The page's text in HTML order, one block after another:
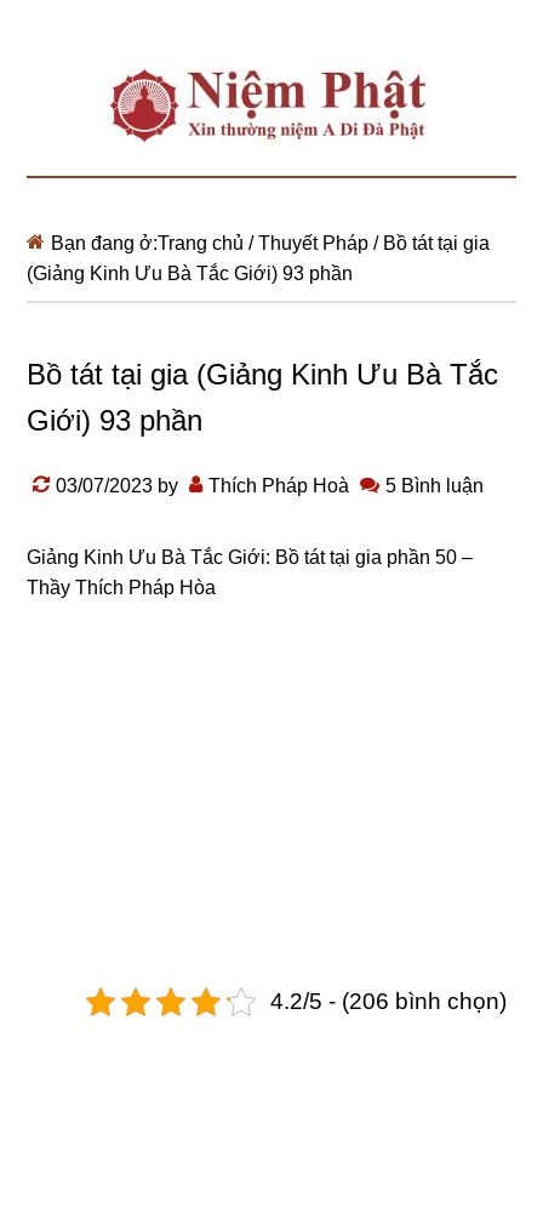
Bạn đang ở:Trang chủ / Thuyết Pháp /Bồ tát tại gia
(Giảng Kinh Ưu Bà Tắc Giới) 93 phần
Bồ tát tại gia (Giảng Kinh Ưu Bà Tắc
Giới) 93 phần
03/07/2023 by Thích Pháp Hoà 5 Bình luận
Giảng Kinh Ưu Bà Tắc Giới: Bồ tát tại gia phần 50 –
Thầy Thích Pháp Hòa
4.2/5 - (206 bình chọn)